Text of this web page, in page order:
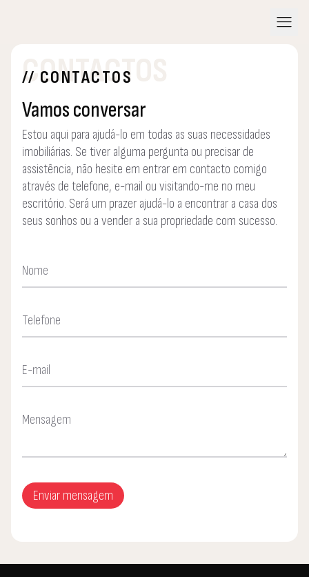
menu
// CONTACTOS
CONTACTOS
Vamos conversar
Estou aqui para ajudá-lo em todas as suas necessidades
imobiliárias. Se tiver alguma pergunta ou precisar de
assistência, não hesite em entrar em contacto comigo
através de telefone, e-mail ou visitando-me no meu
escritório. Será um prazer ajudá-lo a encontrar a casa dos
seus sonhos ou a vender a sua propriedade com sucesso.
Nome
Telefone
E-mail
Mensagem
Enviar mensagem